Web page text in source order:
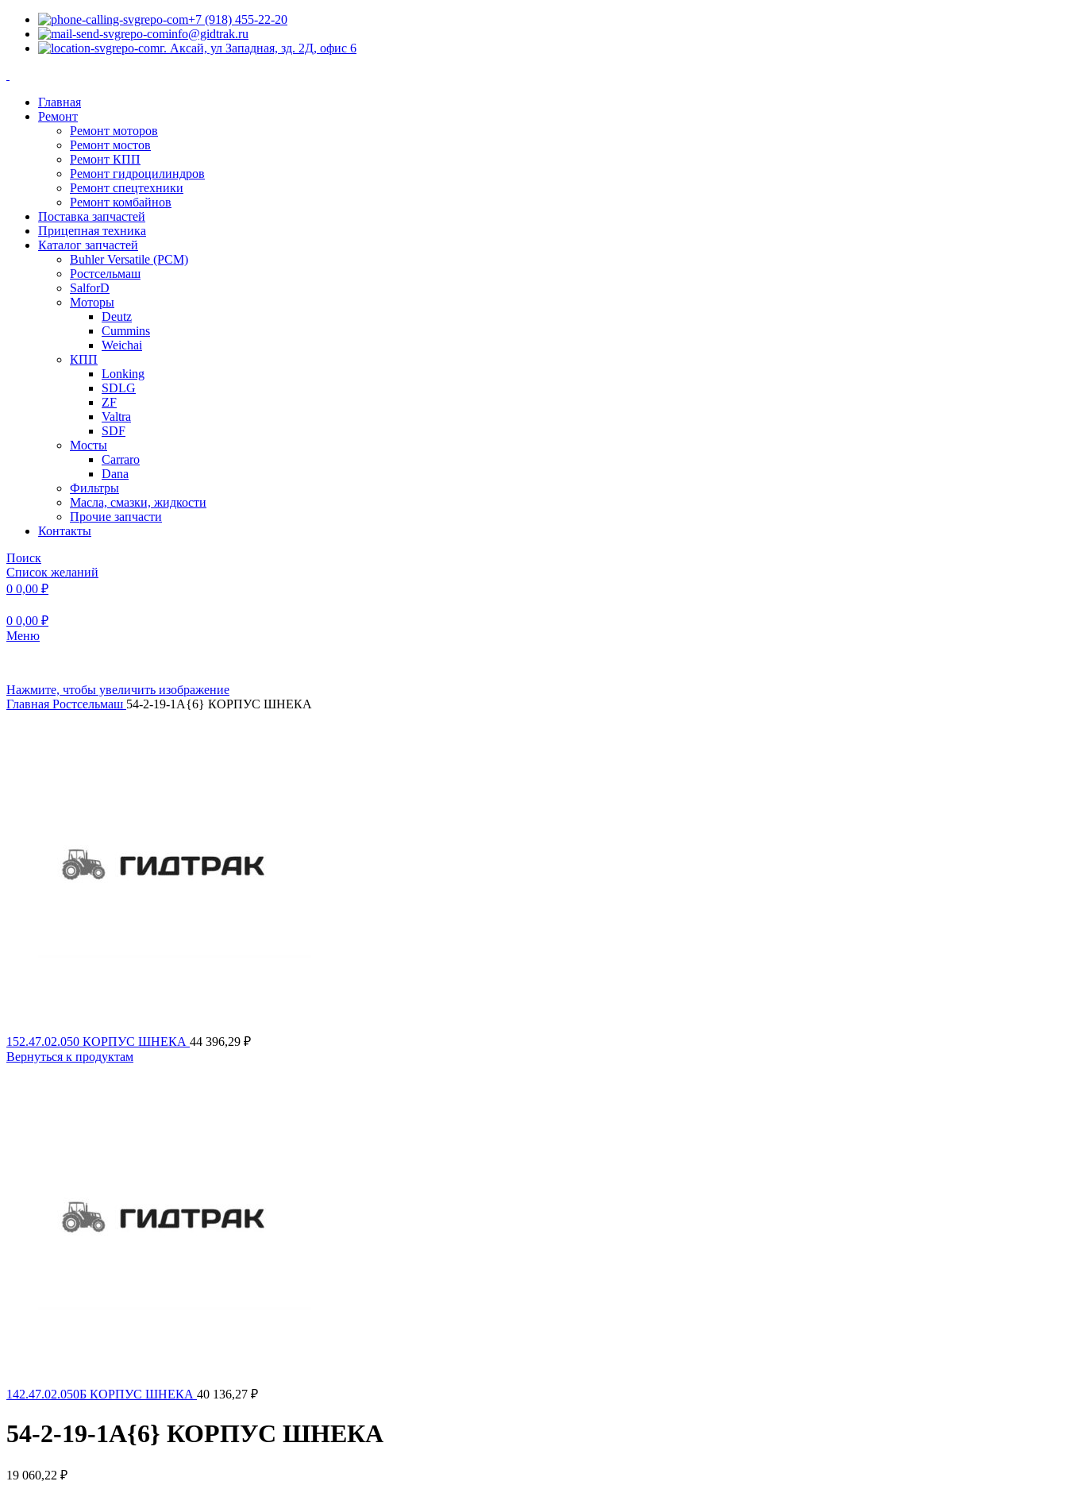
+7 (918) 455-22-20
info@gidtrak.ru
г. Аксай, ул Западная, зд. 2Д, офис 6
Главная
Ремонт
Ремонт моторов
Ремонт мостов
Ремонт КПП
Ремонт гидроцилиндров
Ремонт спецтехники
Ремонт комбайнов
Поставка запчастей
Прицепная техника
Каталог запчастей
Buhler Versatile (РСМ)
Ростсельмаш
SalforD
Моторы
Deutz
Cummins
Weichai
КПП
Lonking
SDLG
ZF
Valtra
SDF
Мосты
Carraro
Dana
Фильтры
Масла, смазки, жидкости
Прочие запчасти
Контакты
Поиск
Список желаний
0 0,00 ₽
0 0,00 ₽
Меню
Нажмите, чтобы увеличить изображение
Главная Ростсельмаш 54-2-19-1А{6} КОРПУС ШНЕКА
152.47.02.050 КОРПУС ШНЕКА 44 396,29 ₽
Вернуться к продуктам
142.47.02.050Б КОРПУС ШНЕКА 40 136,27 ₽
54-2-19-1А{6} КОРПУС ШНЕКА
19 060,22 ₽